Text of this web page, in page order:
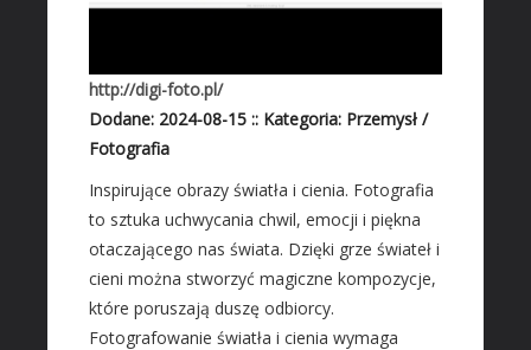
Remonty, Elektryk, Hydraulik
Materiały Budowlane
REZYDENCJE
Drzwi i Okna
Klimatyzacja i Wentylacja
Nieruchomości, Działki
Domy, Mieszkania
http://digi-foto.pl/
Dodane: 2024-08-15 :: Kategoria: Przemysł /
Fotografia
Inspirujące obrazy światła i cienia. Fotografia
to sztuka uchwycania chwil, emocji i piękna
otaczającego nas świata. Dzięki grze świateł i
cieni można stworzyć magiczne kompozycje,
które poruszają duszę odbiorcy.
Fotografowanie światła i cienia wymaga